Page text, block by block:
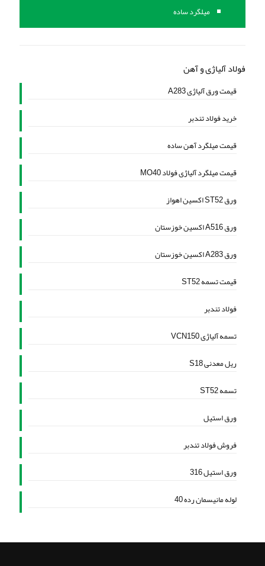
میلگرد ساده
فولاد آلیاژی و آهن
قیمت ورق آلیاژی A283
خرید فولاد تندبر
قیمت میلگرد آهن ساده
قیمت میلگرد آلیاژی فولاد MO40
ورق ST52 اکسین اهواز
ورق A516 اکسین خوزستان
ورق A283 اکسین خوزستان
قیمت تسمه ST52
فولاد تندبر
تسمه آلیاژی VCN150
ریل معدنی S18
تسمه ST52
ورق استیل
فروش فولاد تندبر
ورق استیل 316
لوله مانیسمان رده 40